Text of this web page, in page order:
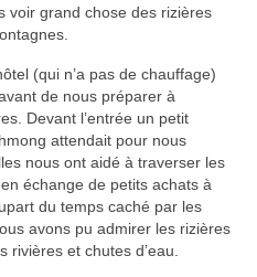
voir grand chose des rizières
(qui n’a pas de chauffage)
de nous préparer à
Devant l’entrée un petit
attendait pour nous
nous ont aidé à traverser les
échange de petits achats à
du temps caché par les
avons pu admirer les rizières
et chutes d’eau.